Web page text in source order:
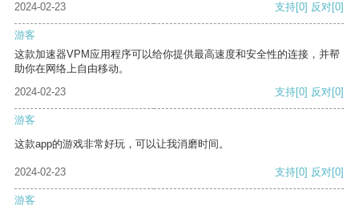
2024-02-23
支持[0] 反对[0]
游客
这款加速器VPM应用程序可以给你提供最高速度和安全性的连接，并帮
助你在网络上自由移动。
2024-02-23
支持[0] 反对[0]
游客
这款app的游戏非常好玩，可以让我消磨时间。
2024-02-23 支持[0] 反对[0]
游客